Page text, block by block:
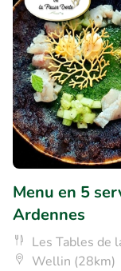
Menu en 5
Ardennes
Les Tables de
Wellin (28km)